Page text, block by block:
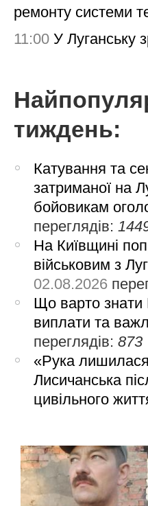
ремонту системи
11:00 У Луганську
тиждень:
Катування та
затриманої на
бойовикам
переглядів:
На Київщині
військовим з
02.08.2026
Що варто
виплати та
переглядів:873
«Рука лишилася
Лисичанська
цивільного